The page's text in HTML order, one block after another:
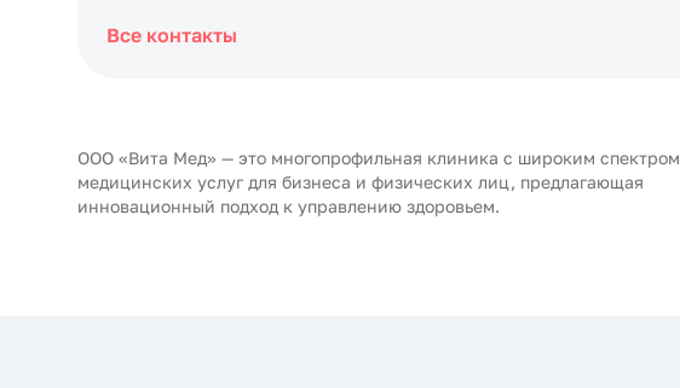
Все контакты
ООО «Вита Мед» — это многопрофильная клиника с широким спектром
медицинских услуг для бизнеса и физических лиц, предлагающая
инновационный подход к управлению здоровьем.